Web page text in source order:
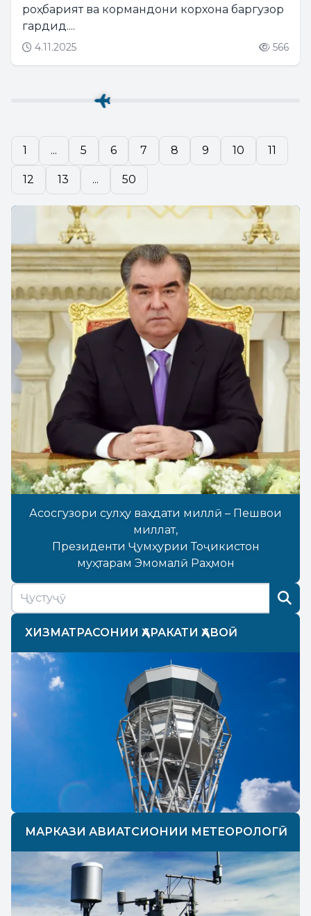
роҳбарият ва кормандони корхона баргузор
гардид....
4.11.2025 566
1 ... 5 6 7 8 9 10 11
12 13 ... 50
Асосгузори сулҳу ваҳдати миллӣ – Пешвои
миллат,
Президенти Ҷумҳурии Тоҷикистон
муҳтарам Эмомалӣ Раҳмон
ХИЗМАТРАСОНИИ ҲАРАКАТИ ҲАВОӢ
МАРКАЗИ АВИАТСИОНИИ МЕТЕОРОЛОГӢ